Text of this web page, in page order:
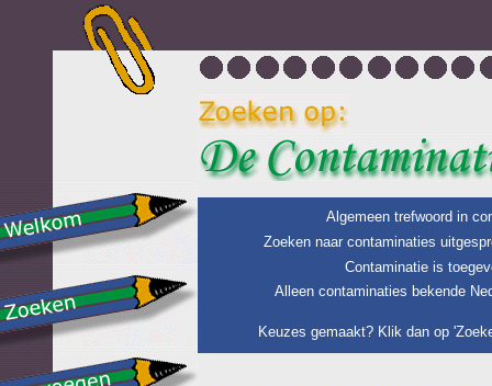
Algemeen trefwoord in
Zoeken naar contaminaties
Contaminatie is
Alleen contaminaties bekende
Keuzes gemaakt? Klik dan op